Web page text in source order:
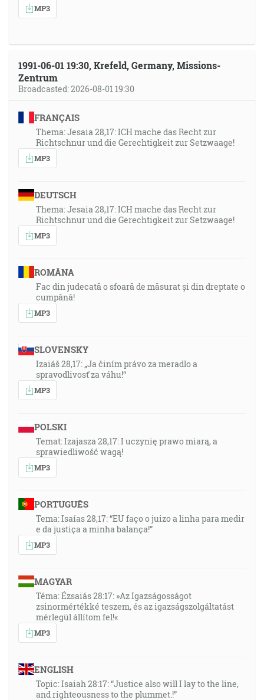
MP3
1991-06-01 19:30, Krefeld, Germany, Missions-
Zentrum
Broadcasted: 2026-08-01 19:30
FRANÇAIS
Thema: Jesaia 28,17: ICH mache das Recht zur
Richtschnur und die Gerechtigkeit zur Setzwaage!
MP3
DEUTSCH
Thema: Jesaia 28,17: ICH mache das Recht zur
Richtschnur und die Gerechtigkeit zur Setzwaage!
MP3
ROMÂNA
Fac din judecată o sfoară de măsurat și din dreptate o
cumpănă!
MP3
SLOVENSKY
Izaiáš 28,17: „Ja činím právo za meradlo a
spravodlivosť za váhu!“
MP3
POLSKI
Temat: Izajasza 28,17: I uczynię prawo miarą, a
sprawiedliwość wagą!
MP3
PORTUGUÊS
Tema: Isaías 28,17: “EU faço o juizo a linha para medir
e da justiça a minha balança!”
MP3
MAGYAR
Téma: Ézsaiás 28:17: »Az Igazságosságot
zsinormértékké teszem, és az igazságszolgáltatást
mérlegül állítom fel!«
MP3
ENGLISH
Topic: Isaiah 28:17: “Justice also will I lay to the line,
and righteousness to the plummet.!”